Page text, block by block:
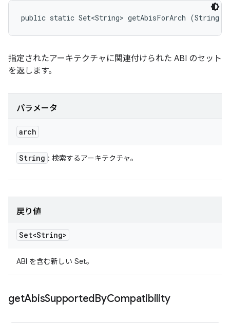
public static Set<String> getAbisForArch (String
指定されたアーキテクチャに関連付けられた ABI のセット
を返します。
パラメータ
arch
String : 検索するアーキテクチャ。
戻り値
Set<String>
ABI を含む新しい Set。
getAbisSupportedByCompatibility